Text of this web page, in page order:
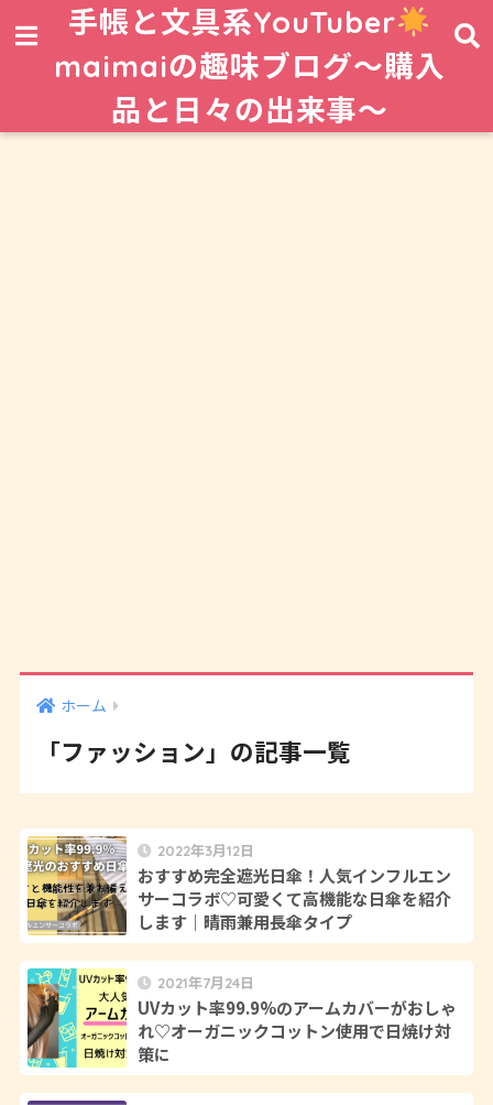
手帳と文具系YouTuber
maimaiの趣味ブログ〜購入
品と日々の出来事〜
ホーム
「ファッション」の記事一覧
2022年3月12日
おすすめ完全遮光日傘！人気インフルエン
サーコラボ♡可愛くて高機能な日傘を紹介
します｜晴雨兼用長傘タイプ
2021年7月24日
UVカット率99.9%のアームカバーがおしゃ
れ♡オーガニックコットン使用で日焼け対
策に